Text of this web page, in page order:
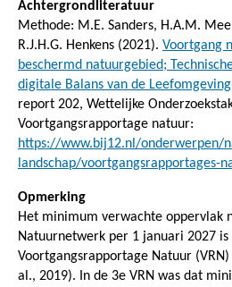
Achtergrondliteratuur
Methode: M.E. Sanders, H.A.M.
R.J.H.G. Henkens (2021). Voortgang
beschermd natuurgebied;
digitale Balans van de
report 202, Wettelijke
Voortgangsrapportage natuur:
https://www.bij12.nl/onderwerpen/
landschap/voortgangsrapportages-
Opmerking
Het minimum verwachte oppervlak
Natuurnetwerk per 1 januari 2027 is
Voortgangsrapportage Natuur
al., 2019). In de 3e VRN was dat